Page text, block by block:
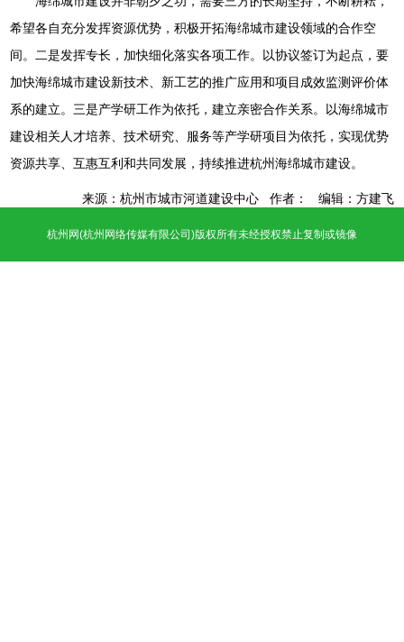
希望各自充分发挥资源优势，积极开拓海绵城市建设领域的合作空
间。二是发挥专长，加快细化落实各项工作。以协议签订为起点，要
加快海绵城市建设新技术、新工艺的推广应用和项目成效监测评价体
系的建立。三是产学研工作为依托，建立亲密合作关系。以海绵城市
建设相关人才培养、技术研究、服务等产学研项目为依托，实现优势
资源共享、互惠互利和共同发展，持续推进杭州海绵城市建设。
来源：杭州市城市河道建设中心 作者： 编辑：方建飞
杭州网(杭州网络传媒有限公司)版权所有未经授权禁止复制或镜像